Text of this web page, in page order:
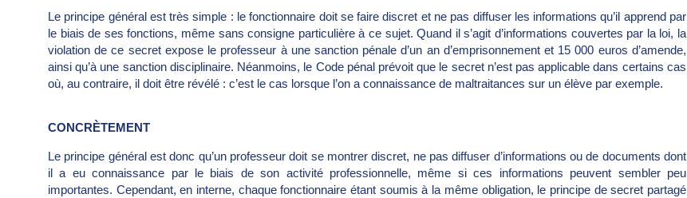
Le principe général est très simple : le fonctionnaire doit se faire discret et ne pas diffuser les informations qu’il apprend par
le biais de ses fonctions, même sans consigne particulière à ce sujet. Quand il s’agit d’informations couvertes par la loi, la
violation de ce secret expose le professeur à une sanction pénale d’un an d’emprisonnement et 15 000 euros d’amende,
ainsi qu’à une sanction disciplinaire. Néanmoins, le Code pénal prévoit que le secret n’est pas applicable dans certains cas
où, au contraire, il doit être révélé : c’est le cas lorsque l’on a connaissance de maltraitances sur un élève par exemple.
CONCRÈTEMENT
Le principe général est donc qu’un professeur doit se montrer discret, ne pas diffuser d’informations ou de documents dont
il a eu connaissance par le biais de son activité professionnelle, même si ces informations peuvent sembler peu
importantes. Cependant, en interne, chaque fonctionnaire étant soumis à la même obligation, le principe de secret partagé